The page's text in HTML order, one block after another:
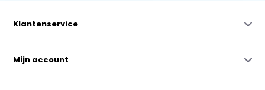
Klantenservice
Mijn account